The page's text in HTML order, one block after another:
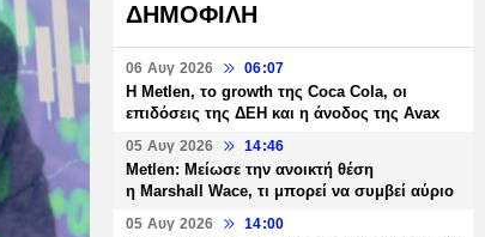
ΔΗΜΟΦΙΛΗ
06 Αυγ 2026 06:07
H Metlen, το growth της Coca Cola, οι
επιδόσεις της ΔΕΗ και η άνοδος της Avax
05 Αυγ 2026 14:46
Metlen: Μείωσε την ανοικτή θέση
η Marshall Wace, τι μπορεί να συμβεί αύριο
05 Αυγ 2026 14:00